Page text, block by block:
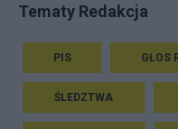
Tematy Redakcja
PIS GŁOS
ŚLEDZTWA